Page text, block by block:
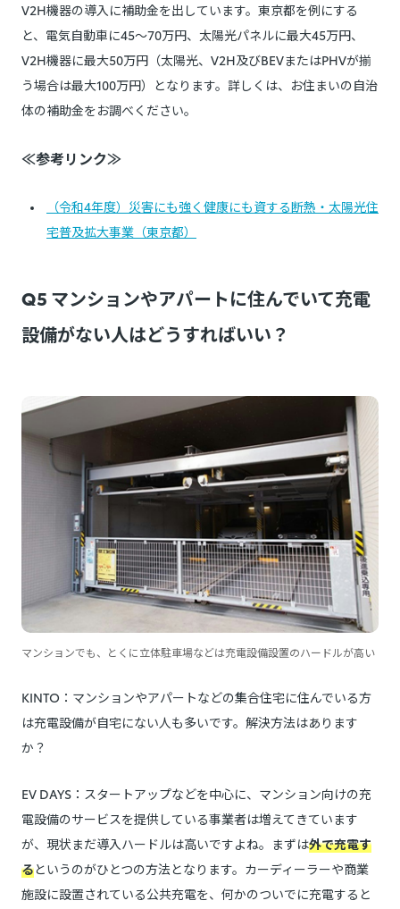
V2H機器の導入に補助金を出しています。東京都を例にする
と、電気自動車に45～70万円、太陽光パネルに最大45万円、
V2H機器に最大50万円（太陽光、V2H及びBEVまたはPHVが揃
う場合は最大100万円）となります。詳しくは、お住まいの自治
体の補助金をお調べください。
≪参考リンク≫
（令和4年度）災害にも強く健康にも資する断熱・太陽光住
宅普及拡大事業（東京都）
Q5 マンションやアパートに住んでいて充電
設備がない人はどうすればいい？
マンションでも、とくに立体駐車場などは充電設備設置のハードルが高い
KINTO：マンションやアパートなどの集合住宅に住んでいる方
は充電設備が自宅にない人も多いです。解決方法はあります
か？
EV DAYS：スタートアップなどを中心に、マンション向けの充
電設備のサービスを提供している事業者は増えてきています
が、現状まだ導入ハードルは高いですよね。まずは外で充電す
るというのがひとつの方法となります。カーディーラーや商業
施設に設置されている公共充電を、何かのついでに充電すると